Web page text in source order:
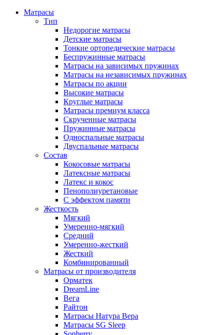
Матрасы
Тип
Недорогие матрасы
Детские матрасы
Тонкие ортопедические матрасы
Беспружинные матрасы
Матрасы на зависимых пружинах
Матрасы на независимых пружинах
Матрасы по акции
Высокие матрасы
Круглые матрасы
Матрасы премиум класса
Скрученные матрасы
Пружинные матрасы
Односпальные матрасы
Двуспальные матрасы
Состав
Кокосовые матрасы
Латексные матрасы
Латекс и кокос
Пенополиуретановые
С эффектом памяти
Жесткость
Мягкий
Умеренно-мягкий
Средний
Умеренно-жесткий
Жесткий
Комбинированный
Матрасы от производителя
Орматек
DreamLine
Вега
Райтон
Матрасы Натура Вера
Матрасы SG Sleep